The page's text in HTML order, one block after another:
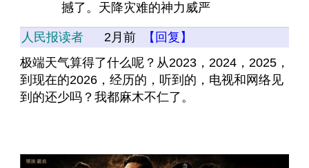
撼了。天降灾难的神力威严
人民报读者 2月前
【回复】
极端天气算得了什么呢？从2023，2024，2025，
到现在的2026，经历的，听到的，电视和网络见
到的还少吗？我都麻木不仁了。